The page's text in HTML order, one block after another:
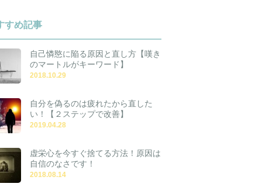
すめ記事
自己憐愍に陥る原因と直し方【嘆き
のマートルがキーワード】
2018.10.29
自分を偽るのは疲れたから直した
い！【２ステップで改善】
2019.04.28
虚栄心を今すぐ捨てる方法！原因は
自信のなさです！
2018.08.14